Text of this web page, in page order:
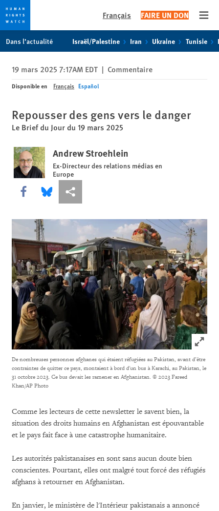
to
privacy
notice
to
content
Français FAIRE UN DON
Dans l’actualité Israël/Palestine Iran Ukraine Tunisie
19 mars 2025 7:17AM EDT | Commentaire
Disponible en Français Español
Repousser des gens vers le danger
Le Brief du Jour du 19 mars 2025
Andrew Stroehlein
Ex-Directeur des relations médias en
Europe
Share this via Facebook
Share this via Bluesky
Share this via Partagez
Click to
De nombreuses personnes afghanes qui étaient réfugiées au Pakistan, avant d’être
contraintes de quitter ce pays, montaient à bord d'un bus à Karachi, au Pakistan, le
31 octobre 2023. Ce bus devait les ramener en Afghanistan. © 2023 Fareed
Khan/AP Photo
Comme les lecteurs de cette newsletter le savent bien, la
situation des droits humains en Afghanistan est épouvantable
et le pays fait face à une catastrophe humanitaire.
Les autorités pakistanaises en sont sans aucun doute bien
conscientes. Pourtant, elles ont malgré tout forcé des réfugiés
afghans à retourner en Afghanistan.
En janvier, le ministère de l'Intérieur pakistanais a annoncé